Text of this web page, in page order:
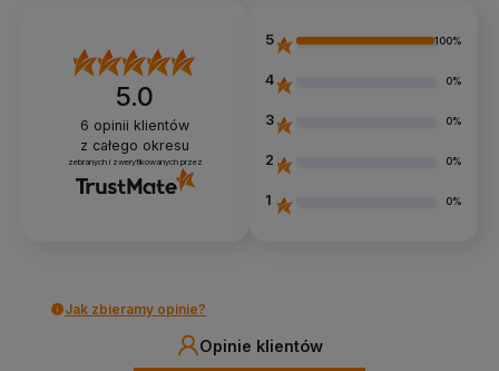
5.0
6 opinii klientów
z całego okresu
zebranych i zweryfikowanych przez
5 100%
4 0%
3 0%
2 0%
1 0%
Jak zbieramy opinie?
Opinie klientów